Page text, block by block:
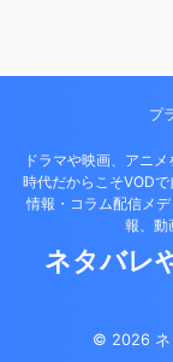
プ
ドラマや映画、アニ
時代だからこそVOD
情報・コラム配信メ
報、動
ネタバレ
© 2026 ネ